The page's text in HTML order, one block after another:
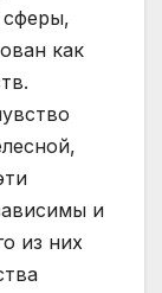
как
и
из них